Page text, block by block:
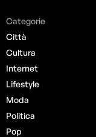
Categorie
Città
Cultura
Internet
Lifestyle
Moda
Politica
Pop